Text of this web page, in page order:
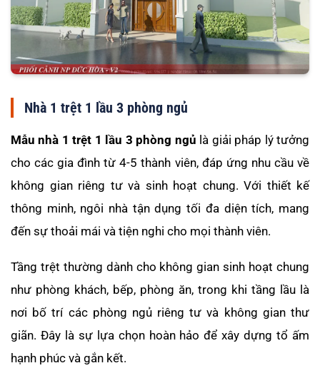
Nhà 1 trệt 1 lầu 3 phòng ngủ
Mẫu nhà 1 trệt 1 lầu 3 phòng ngủ là giải pháp lý tưởng
cho các gia đình từ 4-5 thành viên, đáp ứng nhu cầu về
không gian riêng tư và sinh hoạt chung. Với thiết kế
thông minh, ngôi nhà tận dụng tối đa diện tích, mang
đến sự thoải mái và tiện nghi cho mọi thành viên.
Tầng trệt thường dành cho không gian sinh hoạt chung
như phòng khách, bếp, phòng ăn, trong khi tầng lầu là
nơi bố trí các phòng ngủ riêng tư và không gian thư
giãn. Đây là sự lựa chọn hoàn hảo để xây dựng tổ ấm
hạnh phúc và gắn kết.